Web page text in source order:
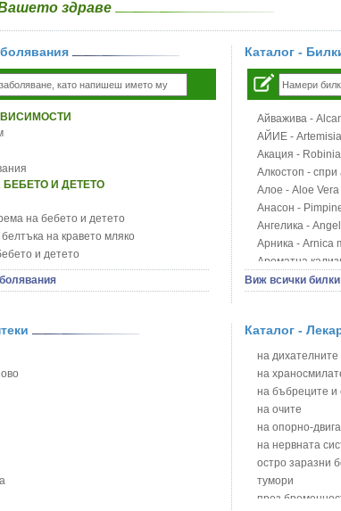
здраве
БЕБЕТО И ДЕТЕТО
на бебето и детето
на кравето мляко
и детето
и детето
деца
бебето и детето
при деца
на бебето и детето
ушите на бебето и детето
на новороденото
и детето
Каталог -
Айважива -
АЙИЕ -
Акация -
Алкостоп - спри
Алое - Aloe Vera
Анасон -
Ангелика -
Арника - Arnica
Ароматна
Арония - Sorbus
Блатен аир -
Блатен тъжник -
Блян
Бобови
Божур - Paeonia
Борови
Босилек -
Брей - Tamus
Брош - Rubia
Бръшлян -
Виж всички билки
Каталог -
на дихателните
на
на бъбреците и
на очите
на опорно-
на нервната
остро заразни
тумори
през